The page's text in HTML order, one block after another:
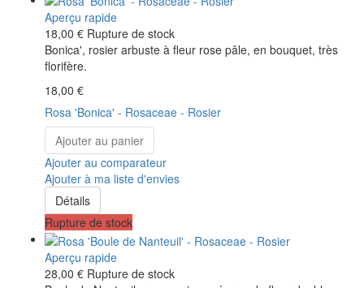
Aperçu rapide
18,00 € Rupture de stock
Bonica', rosier arbuste à fleur rose pâle, en bouquet, très
florifère.
18,00 €
Rosa 'Bonica' - Rosaceae - Rosier
Ajouter au panier
Ajouter au comparateur
Ajouter à ma liste d'envies
Détails
Rupture de stock
Aperçu rapide
28,00 € Rupture de stock